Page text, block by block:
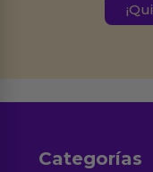
Destinatarios:
Categorías